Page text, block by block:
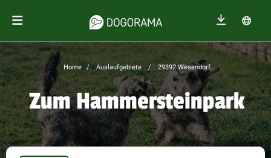
Home Auslaufgebiete 29392 Wesendorf
Zum Hammersteinpark